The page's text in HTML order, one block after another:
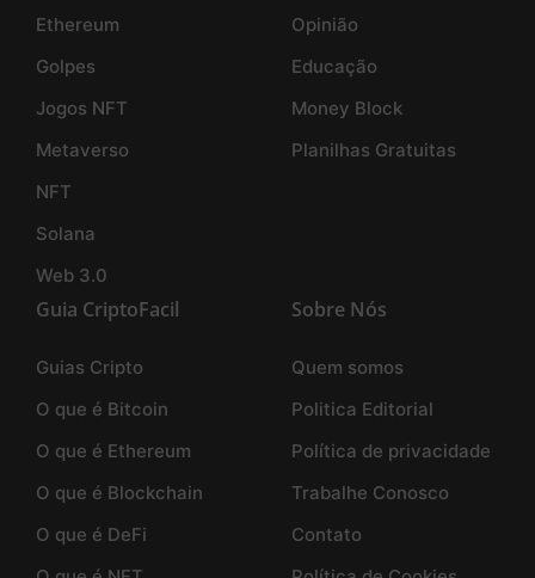
Ethereum
Golpes
Jogos NFT
Metaverso
NFT
Solana
Web 3.0
Opinião
Educação
Money Block
Planilhas Gratuitas
Guia CriptoFacil
Guias Cripto
O que é Bitcoin
O que é Ethereum
O que é Blockchain
O que é DeFi
Sobre Nós
Quem somos
Politica Editorial
Política de privacidade
Trabalhe Conosco
Contato